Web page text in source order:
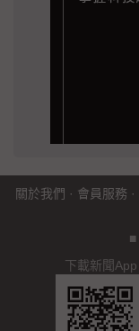
關於我們 · 會員服務 ·
■
下載新聞App